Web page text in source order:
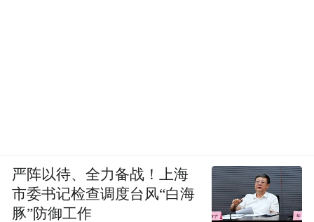
严阵以待、全力备战！上海
市委书记检查调度台风“白海
豚”防御工作